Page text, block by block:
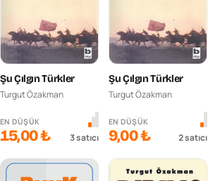
Şu Çılgın Türkler
Turgut Özakman
EN DÜŞÜK
15,00 ₺ 3satıcı
Şu Çılgın Türkler
Turgut Özakman
EN DÜŞÜK
9,00 ₺ 2satıcı